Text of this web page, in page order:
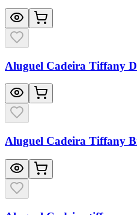
Aluguel Cadeira Tiffany
Aluguel Cadeira Tiffany